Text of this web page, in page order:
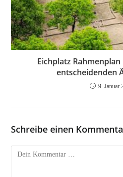
Eichplatz
entscheidenden
9. Januar
Schreibe einen
Kommentar